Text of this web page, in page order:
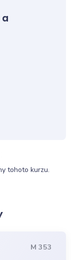
tohoto kurzu.
M 353